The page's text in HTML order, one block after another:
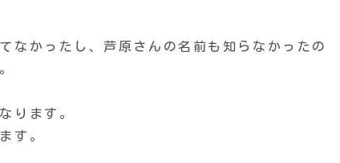
なかったし、芦原さんの名前も知らなかったの
ります。
す。